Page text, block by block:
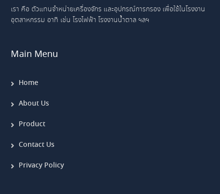
เรา คือ ตัวแทนจำหน่ายเครื่องจักร และอุปกรณ์การกรอง เพื่อใช้ในโรงงาน
อุตสาหกรรม อาทิ เช่น โรงไฟฟ้า โรงงานน้ำตาล ฯลฯ
Main Menu
Home
About Us
Product
Contact Us
Privacy Policy